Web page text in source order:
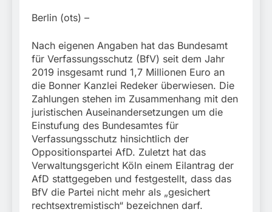
Steuerstrafverfahrens
stellt Auto sicher
Berlin (ots) –
Nach eigenen Angaben hat das Bundesamt
für Verfassungsschutz (BfV) seit dem Jahr
2019 insgesamt rund 1,7 Millionen Euro an
die Bonner Kanzlei Redeker überwiesen. Die
Zahlungen stehen im Zusammenhang mit den
juristischen Auseinandersetzungen um die
Einstufung des Bundesamtes für
Verfassungsschutz hinsichtlich der
Oppositionspartei AfD. Zuletzt hat das
Verwaltungsgericht Köln einem Eilantrag der
AfD stattgegeben und festgestellt, dass das
BfV die Partei nicht mehr als „gesichert
rechtsextremistisch“ bezeichnen darf.